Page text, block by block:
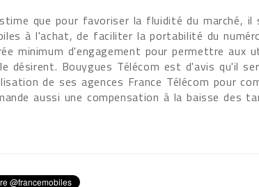
que pour favoriser la fluidité du marché,
à l'achat, de faciliter la portabilité du
minimum d'engagement pour permettre aux
désirent. Bouygues Télécom est d'avis qu'il
de ses agences France Télécom pour
aussi une compensation à la baisse des